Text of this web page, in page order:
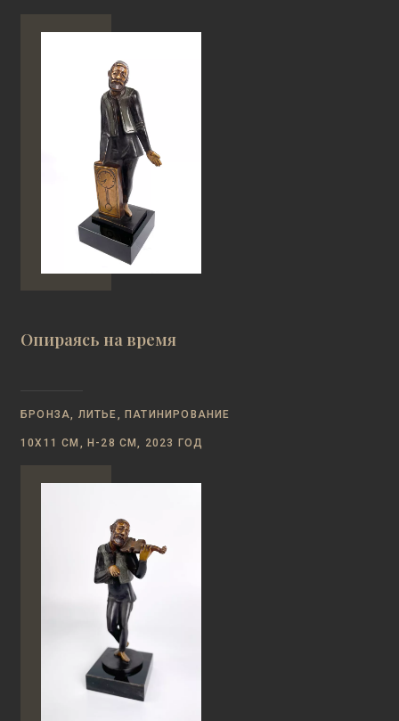
Опираясь на время
БРОНЗА, ЛИТЬЕ, ПАТИНИРОВАНИЕ
10Х11 СМ, Н-28 СМ, 2023 ГОД